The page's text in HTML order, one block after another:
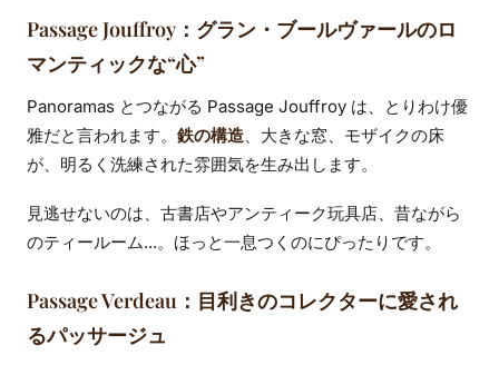
Passage Jouffroy：グラン・ブールヴァールのロ
マンティックな“心”
Panoramas とつながる Passage Jouffroy は、とりわけ優
雅だと言われます。 鉄の構造 、大きな窓、モザイクの床
が、明るく洗練された雰囲気を生み出します。
見逃せないのは、古書店やアンティーク玩具店、昔ながら
のティールーム...。ほっと一息つくのにぴったりです。
Passage Verdeau：目利きのコレクターに愛され
るパッサージュ